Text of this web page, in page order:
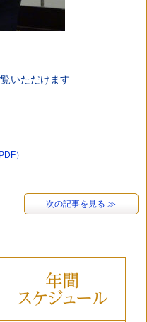
いただけます
）
次の記事を見る ≫